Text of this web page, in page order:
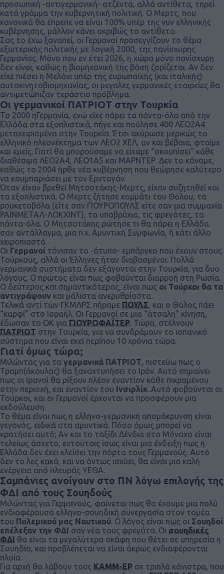
προσωπική -αντιγερμανική- ατζέντα, αλλά αντίθετα, τηρεί
κατά γράμμα την κυβερνητική πολιτική. Ο Μερτς, που
κανονικά θα έπρεπε να είναι 100% υπέρ της νυν ελληνικής
κυβέρνησης, μάλλον κάνει ακριβώς το αντίθετο.
Σας το έχω ξαναπεί, οι Γερμανοί προσεγγίζουν το θέμα
εξωτερικής πολιτικής με λογική 2000, της πανίσχυρης
Γερμανίας. Μόνο που εν έτει 2026, η χώρα μόνο πανίσχυρη
δεν είναι, καθώς η βιομηχανική της βάση ζορίζεται. Αν δεν
είχε πιέσει η Μελόνι υπέρ της ευρωπαϊκής (και ιταλικής)
αυτοκινητοβιομηχανίας, οι μεγαλες γερμανικές εταιρείες θα
αντιμετώπιζαν τεράστιο πρόβλημα.
Οι γερμανικοί ΠΑΤΡΙΟΤ στην Τουρκία
Το 2000 ηΓερμανία, ενώ είχε πάρει τα πάντα-όλα από την
Ελλάδα στα εξοπλιστικά, πήγε και πούλησε 400 ΛΕΟ2Α4
μεταχειρισμένα στην Τουρκία. Έτσι ακύρωσε μερικώς το
ελληνικό πλεονέκτημα των ΛΕΟ2 ΧΕΛ, αν και βέβαια, φταίμε
και εμείς. Γιατί θα μπορούσαμε να είχαμε “σκουπίσει” κάθε
διαθέσιμα ΛΕΟ2Α4, ΛΕΟ1Α5 και ΜΑΡΝΤΕΡ. Δεν το κάναμε,
καθώς το 2004 ήρθε νέα κυβέρνηση που θεώρησε καλύτερο
να κουμπαριάσει με τον Ερντογάν.
Όταν είχαν βρεθεί Μητσοτάκης-Μερτς, είχαν συζητηθεί και
τα εξοπλιστικά. Ο Μερτς ζήτησε κομμάτι του Θόλου, τα
ρουκετοβόλα (είτε σαν ΓΙΟΥΡΟΠΟΥΛΣ είτε σαν μια συμμαχία
ΡΑΪΝΜΕΤΑΛ-ΛΟΚΧΙΝΤ), τα υποβρύχια, τις φρεγάτες, τα
πάντα-όλα. Ο Μητσοτάκης ρώτησε τι θα πάρει η Ελλάδα
σαν αντάλλαγμα, μια π.χ. Αμυντική Συμφωνία, ή κάτι άλλο
χειροπιαστό.
Οι Γερμανοί τόνισαν το -άτυπο- εμπάργκο που έχουν στους
Τούρκους, αλλά οι Έλληνες ήταν διαβασμένοι. Πολλά
γερμανικά συστήματα δεν εξάγονται στην Τουρκία, για δυο
λόγους. Ο πρώτος είναι πως φοβούνται διαρροή στη Ρωσία.
Ο δεύτερος και σημαντικότερος, είναι πως οι Τούρκοι θα τα
αντιγράψουν και μάλιστα ανερυθρίαστα.
Τελικά αντί των ΓΚΜΛΡΣ πήραμε ΠΟΥΛΣ, και ο Θόλος πάει
“καρφί” στο Ισραήλ. Οι Γερμανοί σε μια “άτσαλη” κίνηση,
έδωσαν το ΟΚ για ΓΙΟΥΡΟΦΑΪΤΕΡ. Τώρα, στέλνουν
ΠΑΤΡΙΟΤ στην Τουρκία, για να συνδράμουν το ισπανικό
σύστημα που είναι εκεί περίπου 10 χρόνια τώρα.
Γιατί όμως τώρα;
Μιλώντας για τα γερμανικά ΠΑΤΡΙΟΤ, πιστεύω πως ο
Τραμπ(άκουλας) θα ξαναχτυπήσει το Ιράν. Αυτό σημαίνει
πως οι Ιρανοί θα ρίξουν πλέον εναντίον κάθε πικραμένου
στην περιοχή, και εναντίον του Ινσιρλίκ. Αυτό φοβούνται οι
Τούρκοι, και οι Γερμανοί έρχονται να προσφέρουν μια
εκδούλευση.
Το θέμα είναι πως η ελληνο-γερμανική απομάκρυνση είναι
γεγονός, ειδικά στα αμυντικά. Πόσο όμως μπορεί να
κρατήσει αυτό; Αν και το ταξίδι Δένδια στο Μόναχο είναι
τελείως άσχετο, εντούτοις ίσως είναι μια ένδειξη πως η
Ελλάδα δεν έχει κλείσει την πόρτα τους Γερμανούς. Αυτό
δεν το λες κακό, και να όντως ισχύει, θα είναι μια καλή
ενέργεια από πλευράς ΥΕΘΑ.
Σαμπάνιες ανοίγουν στο ΠΝ λόγω επιλογής της
ΦΔΙ από τους Σουηδούς
Μιλώντας για Γερμανούς, φαίνεται πως θα έχουμε μια πολύ
ενδιαφέρουσα ελληνο-σουηδική συνεργασία στον τομέα
του Πολεμικού μας Ναυτικού. Ο λόγος είναι πως οι Σουηδοί
επέλεξαν την ΦΔΙ σαν νέα τους φρεγάτα. Οι σουηδικές
ΦΔΙ θα είναι τα μεγαλύτερα σκάφη που θέτει σε υπηρεσία η
Σουηδία, και προβλέπεται να είναι άκρως ενδιαφέρονται
πλοία.
Για αρχή θα λάβουν τους ΚΑΜΜ-ΕΡ σε τριπλά κάνιστρα, που